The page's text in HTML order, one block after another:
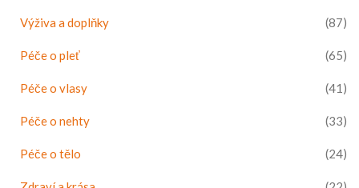
Výživa a doplňky (87)
Péče o pleť (65)
Péče o vlasy (41)
Péče o nehty (33)
Péče o tělo (24)